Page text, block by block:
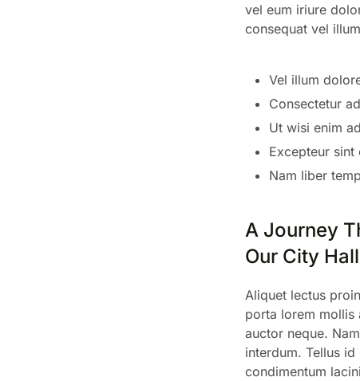
vel eum iriure
consequat vel
Vel illum
Consectetur
Ut wisi enim
Excepteur
Nam liber
A Journey
Our City Hall
Aliquet lectus
porta lorem mollis
auctor neque.
interdum. Tellus
condimentum